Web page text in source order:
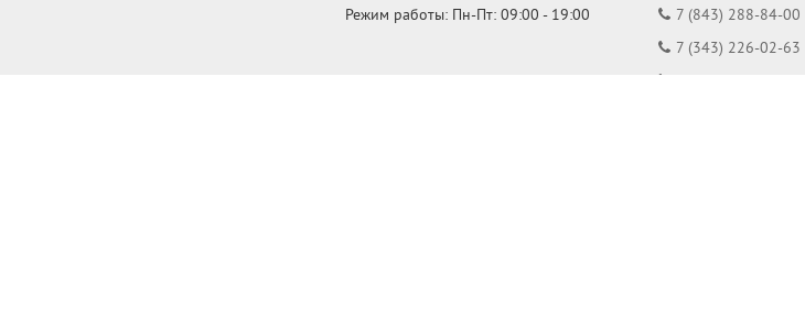
Режим работы: Пн-Пт: 09:00 - 19:00
7 (843) 288-84-00
7 (343) 226-02-63